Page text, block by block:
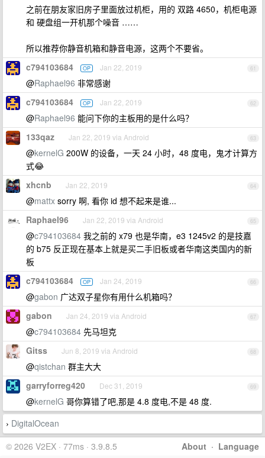
之前在朋友家旧房子里面放过机柜，用的 双路 4650，机柜电源
和 硬盘组一开机那个噪音 ……
所以推荐你静音机箱和静音电源，这两个不要省。
61
c794103684 OP Jan 22, 2019
@Raphael96 非常感谢
62
c794103684 OP Jan 22, 2019
@Raphael96 能问下你的主板用的是什么吗？
63
133qaz Jan 22, 2019 via Android
@kernelG 200W 的设备，一天 24 小时，48 度电，鬼才计算方
式😂
64
xhcnb Jan 22, 2019
@mattx sorry 啊, 看你 id 想不起来是谁...
65
Raphael96 Jan 22, 2019 via Android
@c794103684 我之前的 x79 也是华南，e3 1245v2 的是技嘉
的 b75 反正现在基本上就是买二手旧板或者华南这类国内的新
板
66
c794103684 OP Jan 24, 2019
@gabon 广达双子星你有用什么机箱吗？
67
gabon Jan 24, 2019 via Android
@c794103684 先马坦克
68
Gitss Jun 8, 2019 via Android
@qistchan 群主大大
69
garryforreg420 Dec 31, 2019
@kernelG 哥你算错了吧,那是 4.8 度电,不是 48 度.
› DigitalOcean
About · Language
© 2026 V2EX · 77ms · 3.9.8.5